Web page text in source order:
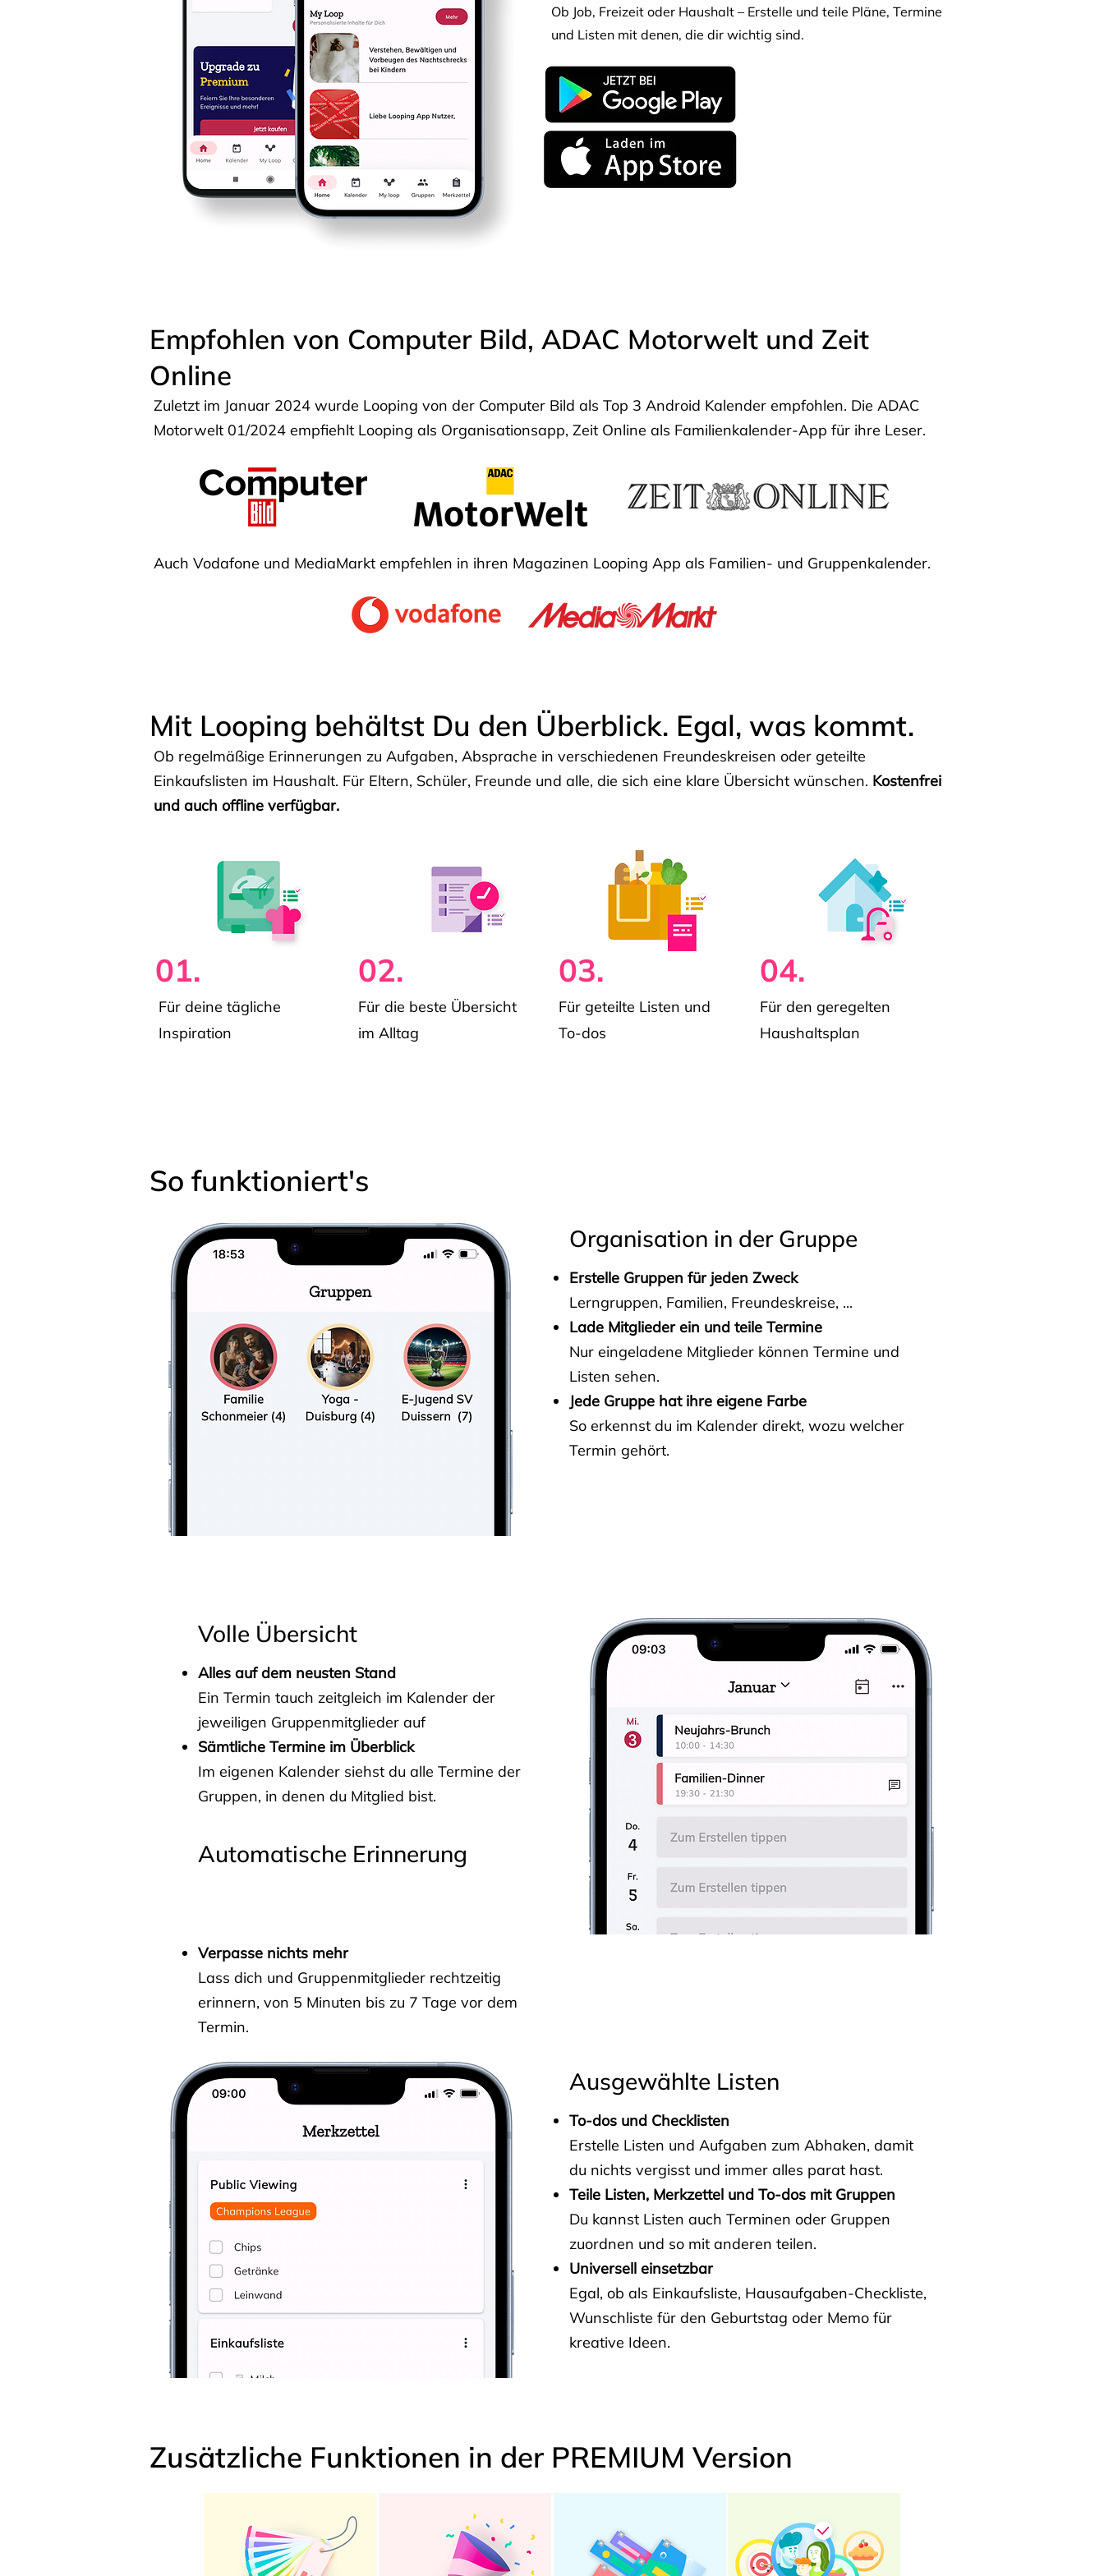
Ob Job, Freizeit oder Haushalt – Erstelle und teile Pläne, Termine
und Listen mit denen, die dir wichtig sind.
Empfohlen von Computer Bild, ADAC Motorwelt und Zeit
Online
Zuletzt im Januar 2024 wurde Looping von der Computer Bild als Top 3 Android Kalender empfohlen. Die ADAC
Motorwelt 01/2024 empfiehlt Looping als Organisationsapp, Zeit Online als Familienkalender-App für ihre Leser.
Auch Vodafone und MediaMarkt empfehlen in ihren Magazinen Looping App als Familien- und Gruppenkalender.
Mit Looping behältst Du den Überblick. Egal, was kommt.
Ob regelmäßige Erinnerungen zu Aufgaben, Absprache in verschiedenen Freundeskreisen oder geteilte
Einkaufslisten im Haushalt. Für Eltern, Schüler, Freunde und alle, die sich eine klare Übersicht wünschen. Kostenfrei
und auch offline verfügbar.
01.
Für deine tägliche
Inspiration
02.
Für die beste Übersicht
im Alltag
03.
Für geteilte Listen und
To-dos
04.
Für den geregelten
Haushaltsplan
So funktioniert's
Organisation in der Gruppe
Erstelle Gruppen für jeden Zweck
Lerngruppen, Familien, Freundeskreise, ...
Lade Mitglieder ein und teile Termine
Nur eingeladene Mitglieder können Termine und
Listen sehen.
Jede Gruppe hat ihre eigene Farbe
So erkennst du im Kalender direkt, wozu welcher
Termin gehört.
Volle Übersicht
Alles auf dem neusten Stand
Ein Termin tauch zeitgleich im Kalender der
jeweiligen Gruppenmitglieder auf
Sämtliche Termine im Überblick
Im eigenen Kalender siehst du alle Termine der
Gruppen, in denen du Mitglied bist.
Automatische Erinnerung
Verpasse nichts mehr
Lass dich und Gruppenmitglieder rechtzeitig
erinnern, von 5 Minuten bis zu 7 Tage vor dem
Termin.
Ausgewählte Listen
To-dos und Checklisten
Erstelle Listen und Aufgaben zum Abhaken, damit
du nichts vergisst und immer alles parat hast.
Teile Listen, Merkzettel und To-dos mit Gruppen
Du kannst Listen auch Terminen oder Gruppen
zuordnen und so mit anderen teilen.
Universell einsetzbar
Egal, ob als Einkaufsliste, Hausaufgaben-Checkliste,
Wunschliste für den Geburtstag oder Memo für
kreative Ideen.
Zusätzliche Funktionen in der PREMIUM Version